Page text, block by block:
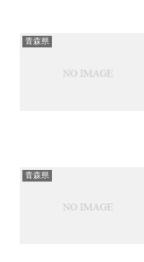
青森県
青森県